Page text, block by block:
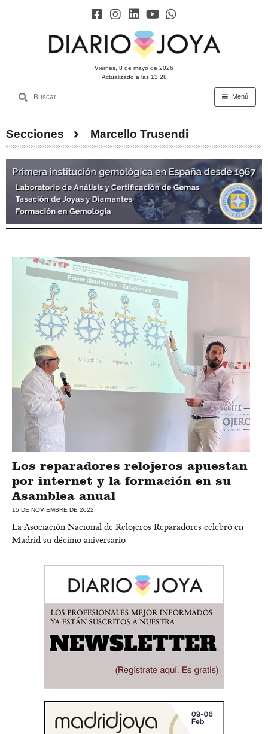
viernes, 8 de mayo de 2026
Actualizado a las 13:28
Menú
Secciones Marcello Trusendi
Los reparadores relojeros apuestan
por internet y la formación en su
Asamblea anual
15 DE NOVIEMBRE DE 2022
La Asociación Nacional de Relojeros Reparadores celebró en
Madrid su décimo aniversario